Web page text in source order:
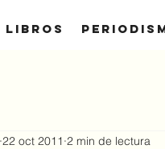
Libros
22 oct 2011 2 min de lectura